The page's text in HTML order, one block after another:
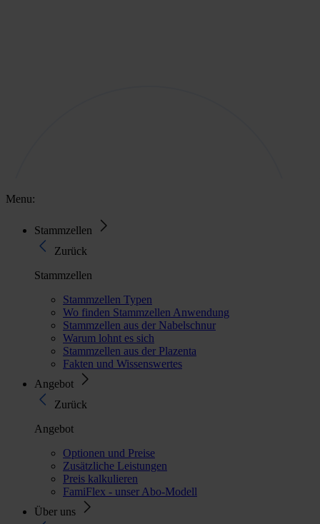
Menu:
Stammzellen
Zurück
Stammzellen
Stammzellen Typen
Wo finden Stammzellen Anwendung
Stammzellen aus der Nabelschnur
Warum lohnt es sich
Stammzellen aus der Plazenta
Fakten und Wissenswertes
Angebot
Zurück
Angebot
Optionen und Preise
Zusätzliche Leistungen
Preis kalkulieren
FamiFlex - unser Abo-Modell
Über uns